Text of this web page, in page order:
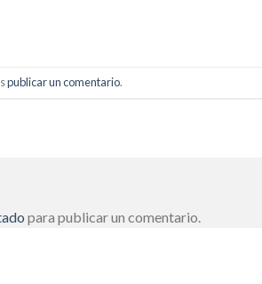
publicar un comentario.
para publicar un comentario.